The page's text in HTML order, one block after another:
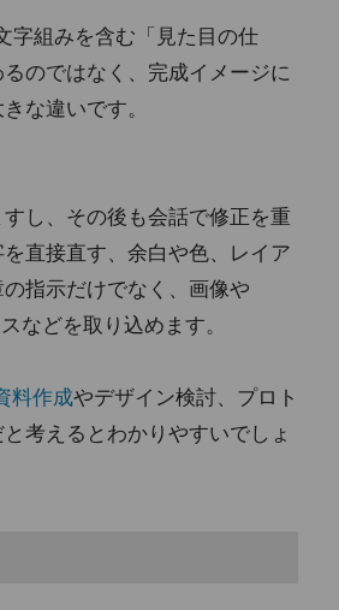
字組みを含む「見た目の仕
のではなく、完成イメージに
な違いです。
し、その後も会話で修正を重
直接直す、余白や色、レイア
指示だけでなく、画像や
などを取り込めます。
料作成やデザイン検討、プロト
考えるとわかりやすいでしょ